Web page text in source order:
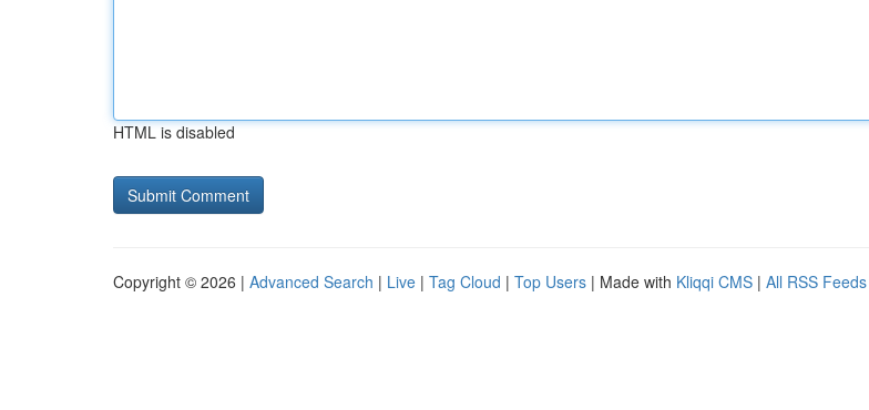
HTML is disabled
Copyright © 2026 | Advanced Search | Live | Tag Cloud | Top Users | Made with Kliqqi CMS | All RSS Feeds